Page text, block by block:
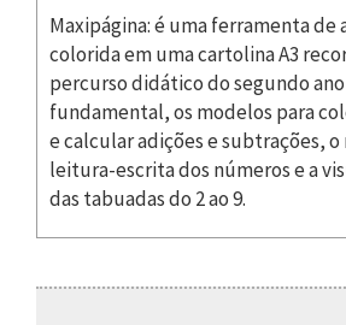
Maxipágina: é uma ferramenta de
colorida em uma cartolina A3
percurso didático do segundo
fundamental, os modelos para
e calcular adições e subtrações, o
leitura-escrita dos números e a
das tabuadas do 2 ao 9.